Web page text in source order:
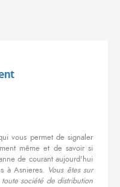
vous permet de signaler
même et de savoir si
de courant aujourd'hui
à Asnieres. Vous êtes sur
société de distribution